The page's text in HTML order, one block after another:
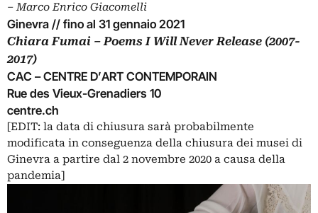
‒ Marco Enrico Giacomelli
Ginevra // fino al 31 gennaio 2021
Chiara Fumai – Poems I Will Never Release (2007-
2017)
CAC – CENTRE D’ART CONTEMPORAIN
Rue des Vieux-Grenadiers 10
centre.ch
[EDIT: la data di chiusura sarà probabilmente
modificata in conseguenza della chiusura dei musei di
Ginevra a partire dal 2 novembre 2020 a causa della
pandemia]